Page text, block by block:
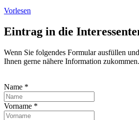
Vorlesen
Eintrag in die
Wenn Sie folgendes Formular ausfüllen
Ihnen gerne nähere Information zukommen.
Name *
Vorname *